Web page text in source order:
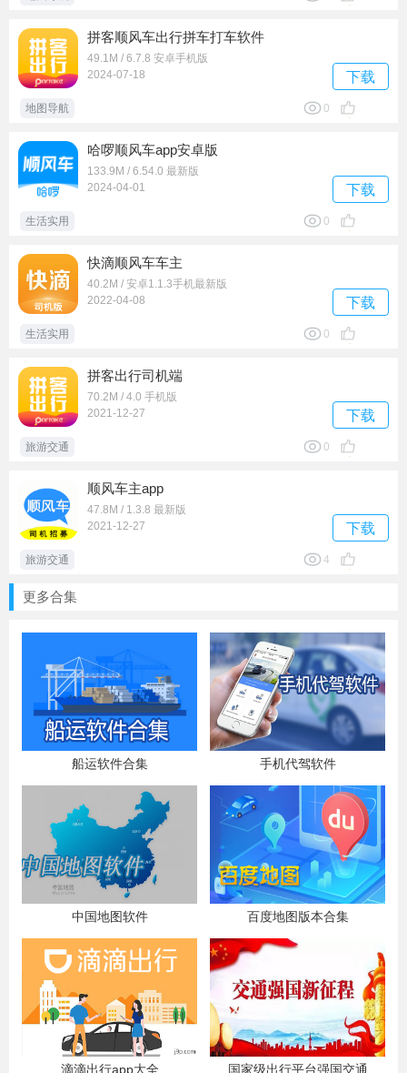
拼客顺风车出行拼车打车软件
49.1M / 6.7.8 安卓手机版
2024-07-18
下载
地图导航 0
哈啰顺风车app安卓版
133.9M / 6.54.0 最新版
2024-04-01
下载
生活实用 0
快滴顺风车车主
40.2M / 安卓1.1.3手机最新版
2022-04-08
下载
生活实用 0
拼客出行司机端
70.2M / 4.0 手机版
2021-12-27
下载
旅游交通 0
顺风车主app
47.8M / 1.3.8 最新版
2021-12-27
下载
旅游交通 4
更多合集
船运软件合集 手机代驾软件
中国地图软件 百度地图版本合集
滴滴出行app大全 国家级出行平台强国交通